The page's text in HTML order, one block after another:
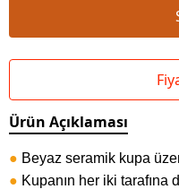
Ürün Açıklaması
● Beyaz seramik kupa
● Kupanın her iki tarafına